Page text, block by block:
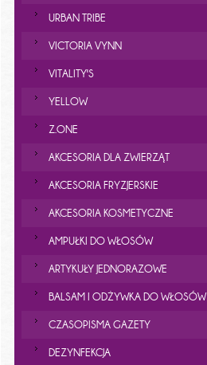
URBAN TRIBE
VICTORIA VYNN
VITALITY'S
YELLOW
Z.ONE
AKCESORIA DLA ZWIERZĄT
AKCESORIA FRYZJERSKIE
AKCESORIA KOSMETYCZNE
AMPUŁKI DO WŁOSÓW
ARTYKUŁY JEDNORAZOWE
BALSAM I ODŻYWKA DO WŁOSÓW
CZASOPISMA GAZETY
DEZYNFEKCJA